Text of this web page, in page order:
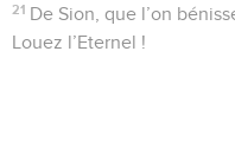
21 De Sion, que l’on
Louez l’Eternel !